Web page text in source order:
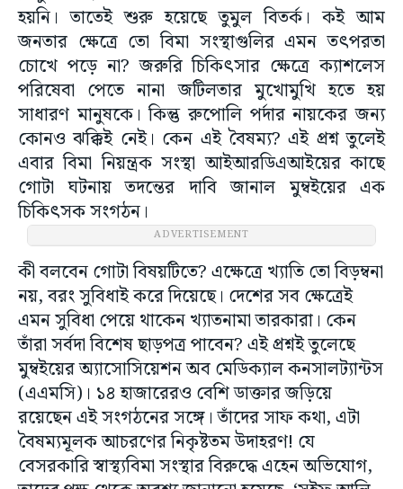
হয়নি। তাতেই শুরু হয়েছে তুমুল বিতর্ক। কই আম
জনতার ক্ষেত্রে তো বিমা সংস্থাগুলির এমন তৎপরতা
চোখে পড়ে না? জরুরি চিকিৎসার ক্ষেত্রে ক্যাশলেস
পরিষেবা পেতে নানা জটিলতার মুখোমুখি হতে হয়
সাধারণ মানুষকে। কিন্তু রুপোলি পর্দার নায়কের জন্য
কোনও ঝক্কিই নেই। কেন এই বৈষম্য? এই প্রশ্ন তুলেই
এবার বিমা নিয়ন্ত্রক সংস্থা আইআরডিএআইয়ের কাছে
গোটা ঘটনায় তদন্তের দাবি জানাল মুম্বইয়ের এক
চিকিৎসক সংগঠন।
ADVERTISEMENT
কী বলবেন গোটা বিষয়টিতে? এক্ষেত্রে খ্যাতি তো বিড়ম্বনা
নয়, বরং সুবিধাই করে দিয়েছে। দেশের সব ক্ষেত্রেই
এমন সুবিধা পেয়ে থাকেন খ্যাতনামা তারকারা। কেন
তাঁরা সর্বদা বিশেষ ছাড়পত্র পাবেন? এই প্রশ্নই তুলেছে
মুম্বইয়ের অ্যাসোসিয়েশন অব মেডিক্যাল কনসালট্যান্টস
(এএমসি)। ১৪ হাজারেরও বেশি ডাক্তার জড়িয়ে
রয়েছেন এই সংগঠনের সঙ্গে। তাঁদের সাফ কথা, এটা
বৈষম্যমূলক আচরণের নিকৃষ্টতম উদাহরণ! যে
বেসরকারি স্বাস্থ্যবিমা সংস্থার বিরুদ্ধে এহেন অভিযোগ,